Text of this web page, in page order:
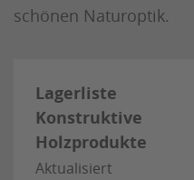
schönen Naturoptik.
Lagerliste
Konstruktive
Holzprodukte
Aktualisiert